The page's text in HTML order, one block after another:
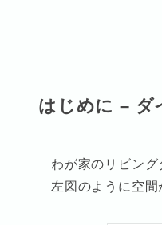
はじめに – ダ
わが家のリビン
左図のように空間